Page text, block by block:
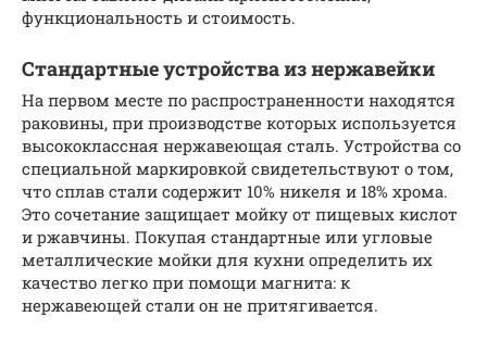
функциональность и стоимость.
Стандартные устройства из нержавейки
На первом месте по распространенности находятся
раковины, при производстве которых используется
высококлассная нержавеющая сталь. Устройства со
специальной маркировкой свидетельствуют о том,
что сплав стали содержит 10% никеля и 18% хрома.
Это сочетание защищает мойку от пищевых кислот
и ржавчины. Покупая стандартные или угловые
металлические мойки для кухни определить их
качество легко при помощи магнита: к
нержавеющей стали он не притягивается.